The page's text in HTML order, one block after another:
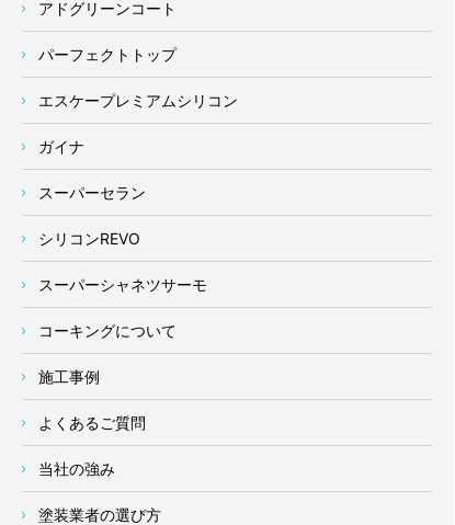
アドグリーンコート
パーフェクトトップ
エスケープレミアムシリコン
ガイナ
スーパーセラン
シリコンREVO
スーパーシャネツサーモ
コーキングについて
施工事例
よくあるご質問
当社の強み
塗装業者の選び方